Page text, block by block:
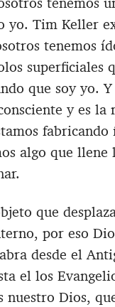
yo. Tim Keller
tenemos
superficiales
que soy yo. Y
y es la
fabricando
algo que llene
que
por eso
desde el
el los
nuestro Dios,